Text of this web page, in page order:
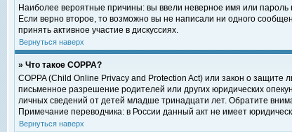
Наиболее вероятные причины: вы ввели неверное имя или
Если верно второе, то возможно вы не написали ни одного
принять активное участие в дискуссиях.
Вернуться наверх
» Что такое COPPA?
COPPA (Child Online Privacy and Protection Act) или закон о
письменное разрешение родителей или других юридических
личных сведений от детей младше тринадцати лет. Обратите
Примечание переводчика: в России данный акт не имеет
Вернуться наверх